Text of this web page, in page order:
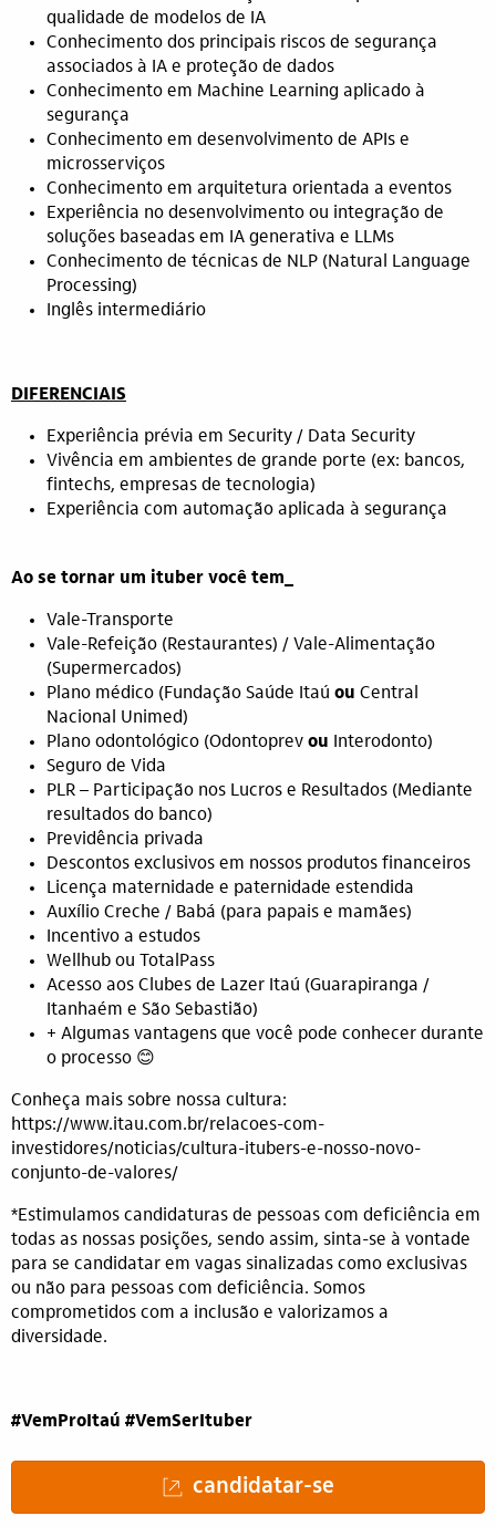
qualidade de modelos de IA
Conhecimento dos principais riscos de segurança
associados à IA e proteção de dados
Conhecimento em Machine Learning aplicado à
segurança
Conhecimento em desenvolvimento de APIs e
microsserviços
Conhecimento em arquitetura orientada a eventos
Experiência no desenvolvimento ou integração de
soluções baseadas em IA generativa e LLMs
Conhecimento de técnicas de NLP (Natural Language
Processing)
Inglês intermediário
DIFERENCIAIS
Experiência prévia em Security / Data Security
Vivência em ambientes de grande porte (ex: bancos,
fintechs, empresas de tecnologia)
Experiência com automação aplicada à segurança
Ao se tornar um ituber você tem_
Vale-Transporte
Vale-Refeição (Restaurantes) / Vale-Alimentação
(Supermercados)
Plano médico (Fundação Saúde Itaú ou Central
Nacional Unimed)
Plano odontológico (Odontoprev ou Interodonto)
Seguro de Vida
PLR – Participação nos Lucros e Resultados (Mediante
resultados do banco)
Previdência privada
Descontos exclusivos em nossos produtos financeiros
Licença maternidade e paternidade estendida
Auxílio Creche / Babá (para papais e mamães)
Incentivo a estudos
Wellhub ou TotalPass
Acesso aos Clubes de Lazer Itaú (Guarapiranga /
Itanhaém e São Sebastião)
+ Algumas vantagens que você pode conhecer durante
o processo 😊
Conheça mais sobre nossa cultura:
https://www.itau.com.br/relacoes-com-
investidores/noticias/cultura-itubers-e-nosso-novo-
conjunto-de-valores/
*Estimulamos candidaturas de pessoas com deficiência em
todas as nossas posições, sendo assim, sinta-se à vontade
para se candidatar em vagas sinalizadas como exclusivas
ou não para pessoas com deficiência. Somos
comprometidos com a inclusão e valorizamos a
diversidade.
#VemProItaú #VemSerItuber
candidatar-se